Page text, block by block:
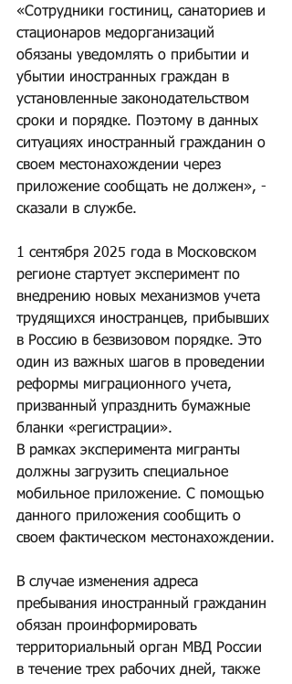
«Сотрудники гостиниц, санаториев и
стационаров медорганизаций
обязаны уведомлять о прибытии и
убытии иностранных граждан в
установленные законодательством
сроки и порядке. Поэтому в данных
ситуациях иностранный гражданин о
своем местонахождении через
приложение сообщать не должен», -
сказали в службе.
1 сентября 2025 года в Московском
регионе стартует эксперимент по
внедрению новых механизмов учета
трудящихся иностранцев, прибывших
в Россию в безвизовом порядке. Это
один из важных шагов в проведении
реформы миграционного учета,
призванный упразднить бумажные
бланки «регистрации».
В рамках эксперимента мигранты
должны загрузить специальное
мобильное приложение. С помощью
данного приложения сообщить о
своем фактическом местонахождении.
В случае изменения адреса
пребывания иностранный гражданин
обязан проинформировать
территориальный орган МВД России
в течение трех рабочих дней, также